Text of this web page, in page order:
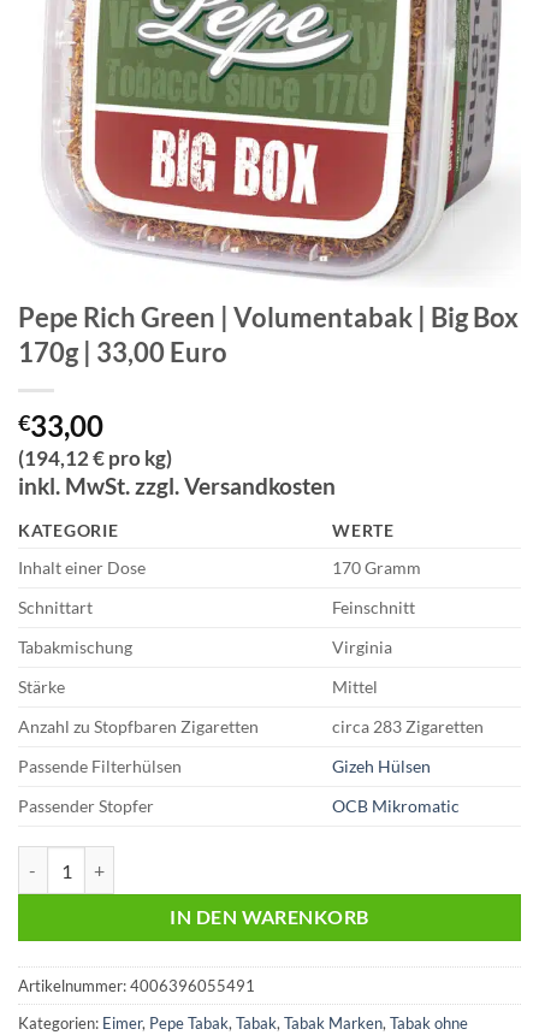
Pepe Rich Green | Volumentabak | Big Box
170g | 33,00 Euro
€33,00
(194,12 € pro kg)
inkl. MwSt. zzgl. Versandkosten
KATEGORIE
WERTE
Inhalt einer Dose
170 Gramm
Schnittart
Feinschnitt
Tabakmischung
Virginia
Stärke
Mittel
Anzahl zu Stopfbaren Zigaretten
circa 283 Zigaretten
Passende Filterhülsen
Gizeh Hülsen
Passender Stopfer
OCB Mikromatic
IN DEN WARENKORB
Artikelnummer:4006396055491
Kategorien: Eimer, Pepe Tabak, Tabak, Tabak Marken, Tabak ohne